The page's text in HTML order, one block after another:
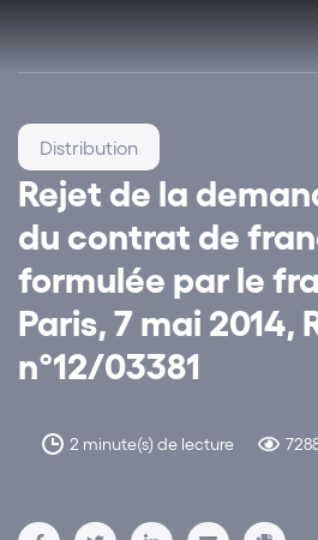
Rejet de la
du contrat de
formulée par le
Paris, 7 mai 2014,
n°12/03381
2 minute(s) de lecture
Distribution